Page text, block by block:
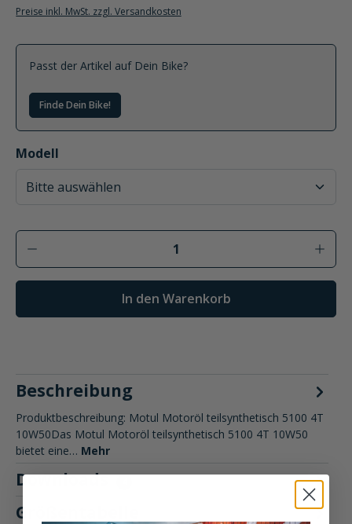
Preise inkl. MwSt. zzgl. Versandkosten
Passt der Artikel auf Dein Bike?
Finde Dein Bike!
Modell
auswählen
Produkt Anzahl: Gib den gewünschten
In den Warenkorb
Beschreibung
Produktbeschreibung: Motul Motoröl teilsynthetisch 5100 4T
10W50Das Motul Motoröl teilsynthetisch 5100 4T 10W50
bietet eine… Mehr
Downloads
Größentabelle